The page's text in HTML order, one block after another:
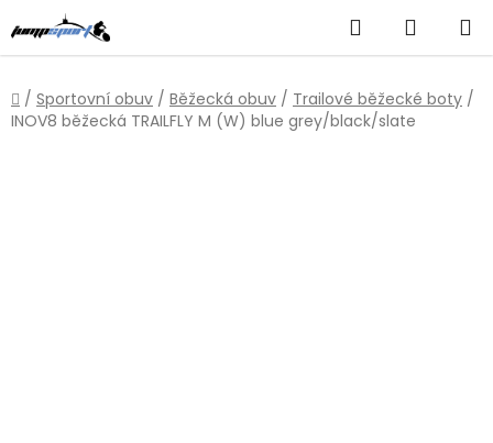
na
obsah
Hledat
KOŠÍK
Domů
/ Sportovní obuv / Běžecká obuv / Trailové běžecké boty /
INOV8 běžecká TRAILFLY M (W) blue grey/black/slate